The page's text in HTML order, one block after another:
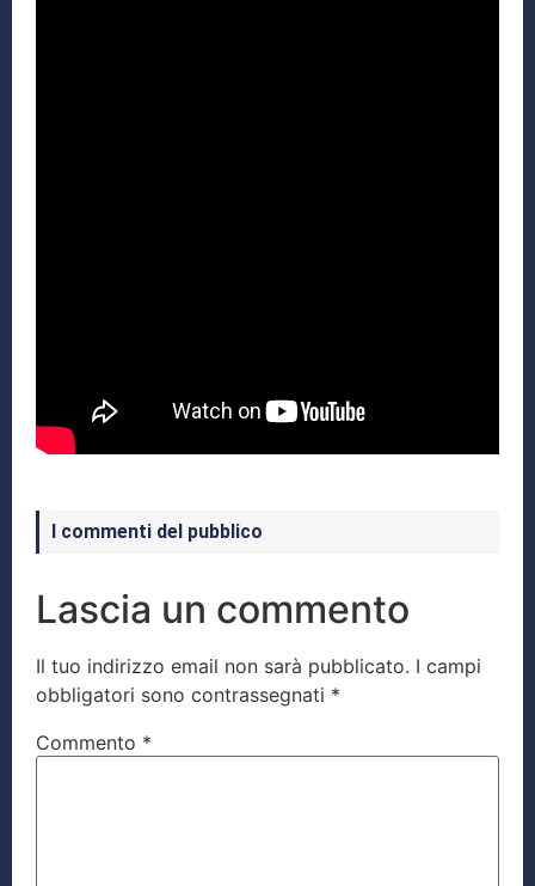
I commenti del pubblico
Lascia un commento
Il tuo indirizzo email non sarà pubblicato. I campi
obbligatori sono contrassegnati *
Commento *